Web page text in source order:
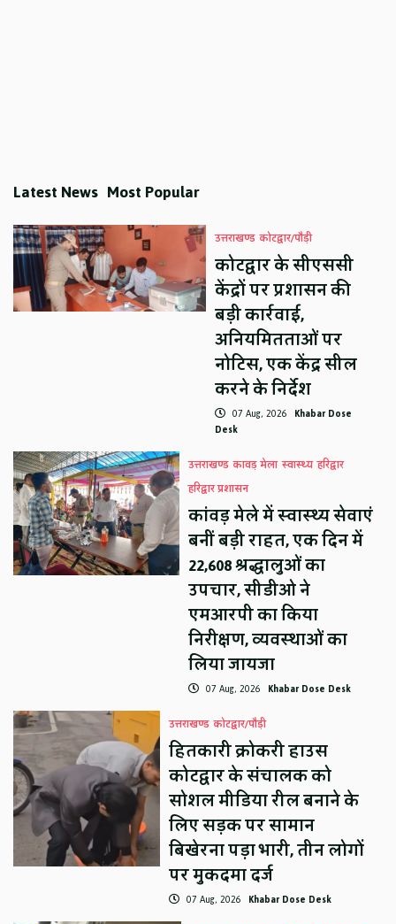
Latest News Most Popular
उत्तराखण्ड कोटद्वार/पौड़ी
कोटद्वार के सीएससी
केंद्रों पर प्रशासन की
बड़ी कार्रवाई,
अनियमितताओं पर
नोटिस, एक केंद्र सील
करने के निर्देश
07 Aug, 2026 Khabar Dose
Desk
उत्तराखण्ड कावड़ मेला स्वास्थ्य हरिद्वार
हरिद्वार प्रशासन
कांवड़ मेले में स्वास्थ्य सेवाएं
बनीं बड़ी राहत, एक दिन में
22,608 श्रद्धालुओं का
उपचार, सीडीओ ने
एमआरपी का किया
निरीक्षण, व्यवस्थाओं का
लिया जायजा
07 Aug, 2026 Khabar Dose Desk
उत्तराखण्ड कोटद्वार/पौड़ी
हितकारी क्रोकरी हाउस
कोटद्वार के संचालक को
सोशल मीडिया रील बनाने के
लिए सड़क पर सामान
बिखेरना पड़ा भारी, तीन लोगों
पर मुकदमा दर्ज
07 Aug, 2026 Khabar Dose Desk